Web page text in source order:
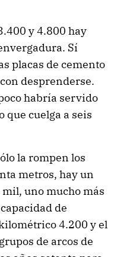
y 4.800 hay
Sí
placas de cemento
desprenderse.
habría servido
que cuelga a seis
la rompen los
metros, hay un
uno mucho más
de
4.200 y el
de arcos de